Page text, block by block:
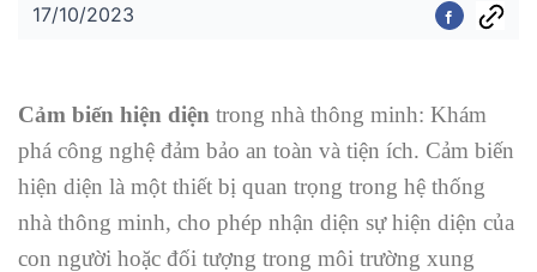
17/10/2023
Cảm biến hiện diện trong nhà thông minh: Khám
phá công nghệ đảm bảo an toàn và tiện ích. Cảm biến
hiện diện là một thiết bị quan trọng trong hệ thống
nhà thông minh, cho phép nhận diện sự hiện diện của
con người hoặc đối tượng trong môi trường xung